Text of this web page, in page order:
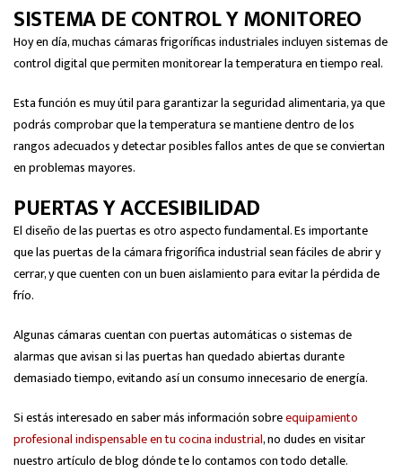
SISTEMA DE CONTROL Y MONITOREO
Hoy en día, muchas cámaras frigoríficas industriales incluyen sistemas de
control digital que permiten monitorear la temperatura en tiempo real.
Esta función es muy útil para garantizar la seguridad alimentaria, ya que
podrás comprobar que la temperatura se mantiene dentro de los
rangos adecuados y detectar posibles fallos antes de que se conviertan
en problemas mayores.
PUERTAS Y ACCESIBILIDAD
El diseño de las puertas es otro aspecto fundamental. Es importante
que las puertas de la cámara frigorífica industrial sean fáciles de abrir y
cerrar, y que cuenten con un buen aislamiento para evitar la pérdida de
frío.
Algunas cámaras cuentan con puertas automáticas o sistemas de
alarmas que avisan si las puertas han quedado abiertas durante
demasiado tiempo, evitando así un consumo innecesario de energía.
Si estás interesado en saber más información sobreequipamiento
profesional indispensable en tu cocina industrial, no dudes en visitar
nuestro artículo de blog dónde te lo contamos con todo detalle.